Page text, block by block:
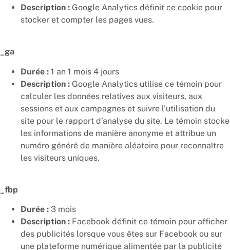
Description : Google Analytics définit ce cookie pour
stocker et compter les pages vues.
_ga
Durée : 1 an 1 mois 4 jours
Description : Google Analytics utilise ce témoin pour
calculer les données relatives aux visiteurs, aux
sessions et aux campagnes et suivre l’utilisation du
site pour le rapport d’analyse du site. Le témoin stocke
les informations de manière anonyme et attribue un
numéro généré de manière aléatoire pour reconnaître
les visiteurs uniques.
_fbp
Durée : 3 mois
Description : Facebook définit ce témoin pour afficher
des publicités lorsque vous êtes sur Facebook ou sur
une plateforme numérique alimentée par la publicité